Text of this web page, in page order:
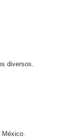
diversos.
México.